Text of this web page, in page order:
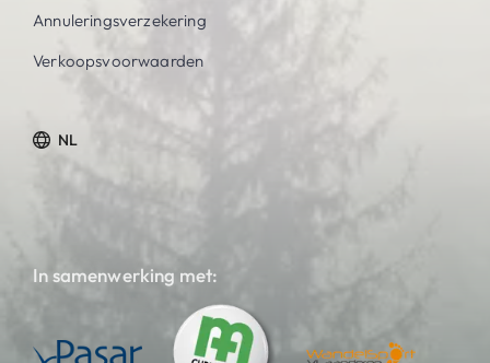
Annuleringsverzekering
Verkoopsvoorwaarden
NL
In samenwerking met: